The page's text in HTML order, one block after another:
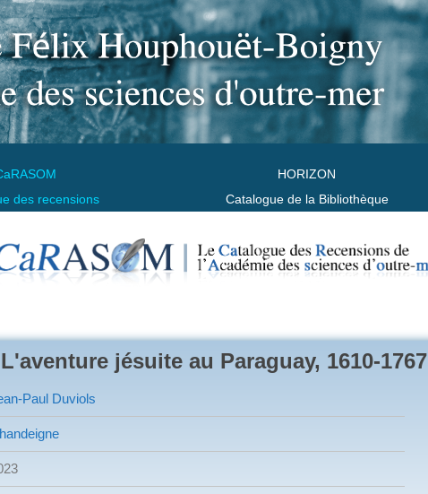
des recensions
HORIZON
Catalogue de la Bibliothèque
L'aventure jésuite au Paraguay, 1610-1767
Paul Duviols